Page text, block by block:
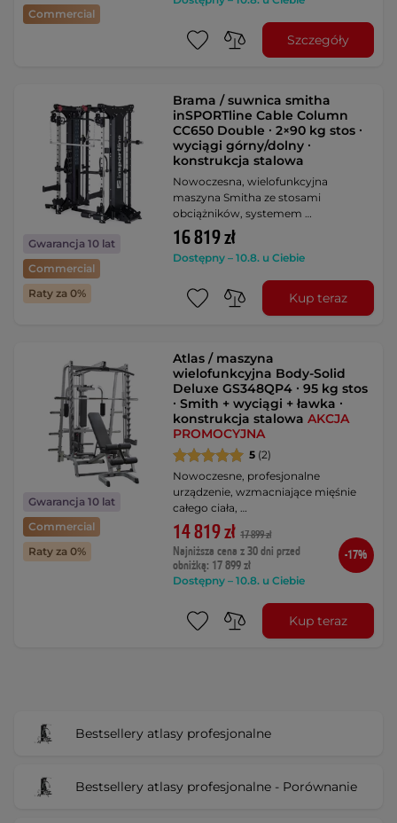
Commercial
Szczegóły
Gwarancja 10 lat
Commercial
Raty za 0%
Brama / suwnica smitha
inSPORTline Cable Column
CC650 Double ∙ 2×90 kg stos ∙
wyciągi górny/dolny ∙
konstrukcja stalowa
Nowoczesna, wielofunkcyjna
maszyna Smitha ze stosami
obciążników, systemem …
16 819 zł
Dostępny – 10.8. u Ciebie
Kup teraz
Gwarancja 10 lat
Commercial
Raty za 0%
Atlas / maszyna
wielofunkcyjna Body-Solid
Deluxe GS348QP4 ∙ 95 kg stos
∙ Smith + wyciągi + ławka ∙
konstrukcja stalowaAKCJA
PROMOCYJNA
5 (2)
Nowoczesne, profesjonalne
urządzenie, wzmacniające mięśnie
całego ciała, …
14 819 zł 17 899 zł
Najniższa cena z 30 dni przed
obniżką: 17 899 zł
Dostępny – 10.8. u Ciebie
-17%
Kup teraz
Bestsellery atlasy profesjonalne
Bestsellery atlasy profesjonalne - Porównanie